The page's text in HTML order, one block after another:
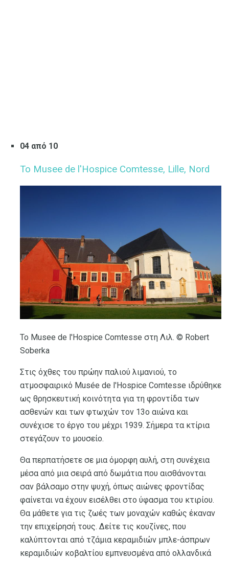
04 από 10
Το Musee de l'Hospice Comtesse, Lille, Nord
Το Musee de l'Hospice Comtesse στη Λιλ. © Robert
Soberka
Στις όχθες του πρώην παλιού λιμανιού, το
ατμοσφαιρικό Musée de l'Hospice Comtesse ιδρύθηκε
ως θρησκευτική κοινότητα για τη φροντίδα των
ασθενών και των φτωχών τον 13ο αιώνα και
συνέχισε το έργο του μέχρι 1939. Σήμερα τα κτίρια
στεγάζουν το μουσείο.
Θα περπατήσετε σε μια όμορφη αυλή, στη συνέχεια
μέσα από μια σειρά από δωμάτια που αισθάνονται
σαν βάλσαμο στην ψυχή, όπως αιώνες φροντίδας
φαίνεται να έχουν εισέλθει στο ύφασμα του κτιρίου.
Θα μάθετε για τις ζωές των μοναχών καθώς έκαναν
την επιχείρησή τους. Δείτε τις κουζίνες, που
καλύπτονται από τζάμια κεραμιδιών μπλε-άσπρων
κεραμιδιών κοβαλτίου εμπνευσμένα από ολλανδικά